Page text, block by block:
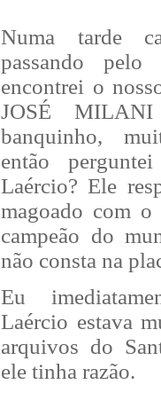
Numa tarde
passando
encontrei o
JOSÉ
banquinho,
então
Laércio? Ele
magoado com o
campeão do
não consta na
Eu
Laércio estava
arquivos do
ele tinha razão.